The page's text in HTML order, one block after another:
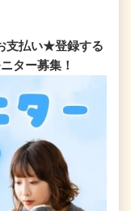
支払い★登録する
ター募集！